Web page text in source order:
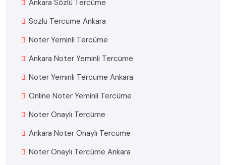
Ankara Sözlü Tercüme
Sözlü Tercüme Ankara
Noter Yeminli Tercüme
Ankara Noter Yeminli Tercüme
Noter Yeminli Tercüme Ankara
Online Noter Yeminli Tercüme
Noter Onaylı Tercüme
Ankara Noter Onaylı Tercüme
Noter Onaylı Tercüme Ankara